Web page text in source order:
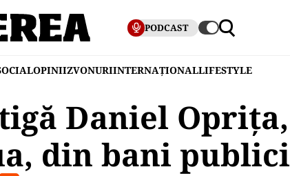
PODCAST
OPINIIZVONURIINTERNAȚIONALLIFESTYLE
Daniel Oprița,
din bani publici